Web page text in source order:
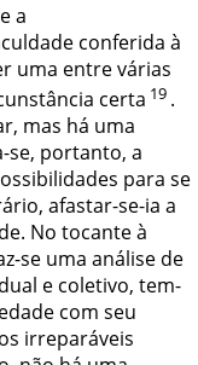
a
conferida à
uma entre várias
certa 19 .
mas há uma
se, portanto, a
para se
afastar-se-ia a
No tocante à
se uma análise de
e coletivo, tem-
com seu
irreparáveis